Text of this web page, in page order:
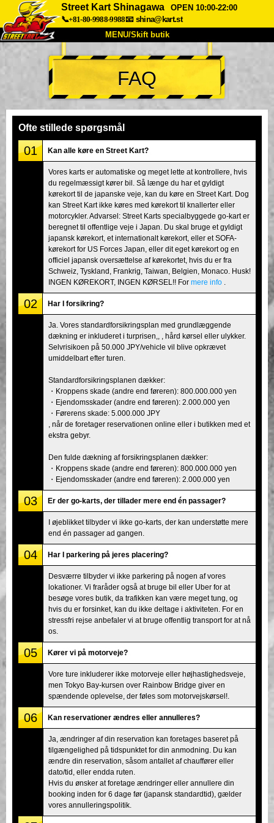
Street Kart Shinagawa
OPEN 10:00-22:00
📞+81-80-9988-9988📧 shina@kart.st
MENU/Skift butik
TOP
Om Specifikationer Pris
Stemme
Virksomhed
Tokyo Shinagawa Tokyo Akihabara#1
Tokyo Akihabara#2 Tokyo Shibuya
Tokyo Shibuya Annex Tokyo Bay
Tokyo Asakusa Osaka
Okinawa
FAQ
Ofte stillede spørgsmål
01 Kan alle køre en Street Kart?
Vores karts er automatiske og meget lette at kontrollere, hvis
du regelmæssigt kører bil. Så længe du har et gyldigt
kørekort til de japanske veje, kan du køre en Street Kart. Dog
kan Street Kart ikke køres med kørekort til knallerter eller
motorcykler. Advarsel: Street Karts specialbyggede go-kart er
beregnet til offentlige veje i Japan. Du skal bruge et gyldigt
japansk kørekort, et internationalt kørekort, eller et SOFA-
kørekort for US Forces Japan, eller dit eget kørekort og en
officiel japansk oversættelse af kørekortet, hvis du er fra
Schweiz, Tyskland, Frankrig, Taiwan, Belgien, Monaco. Husk!
INGEN KØREKORT, INGEN KØRSEL!! For mere info
02 Har I forsikring?
Ja. Vores standardforsikringsplan med grundlæggende
dækning er inkluderet i turprisen,, , hård kørsel eller ulykker.
Selvrisikoen på 50.000 JPY/vehicle vil blive opkrævet
umiddelbart efter turen.
Standardforsikringsplanen dækker:
・Kroppens skade (andre end føreren): 800.000.000 yen
・Ejendomsskader (andre end føreren): 2.000.000 yen
・Førerens skade: 5.000.000 JPY
, når de foretager reservationen online eller i butikken med et
ekstra gebyr.
Den fulde dækning af forsikringsplanen dækker:
・Kroppens skade (andre end føreren): 800.000.000 yen
・Ejendomsskader (andre end føreren): 2.000.000 yen
03 Er der go-karts, der tillader mere end én passager?
I øjeblikket tilbyder vi ikke go-karts, der kan understøtte mere
end én passager ad gangen.
04 Har I parkering på jeres placering?
Desværre tilbyder vi ikke parkering på nogen af vores
lokationer. Vi fraråder også at bruge bil eller Uber for at
besøge vores butik, da trafikken kan være meget tung, og
hvis du er forsinket, kan du ikke deltage i aktiviteten. For en
stressfri rejse anbefaler vi at bruge offentlig transport for at nå
os.
05 Kører vi på motorveje?
Vore ture inkluderer ikke motorveje eller højhastighedsveje,
men Tokyo Bay-kursen over Rainbow Bridge giver en
spændende oplevelse, der føles som motorvejskørsel!.
06 Kan reservationer ændres eller annulleres?
Ja, ændringer af din reservation kan foretages baseret på
tilgængelighed på tidspunktet for din anmodning. Du kan
ændre din reservation, såsom antallet af chauffører eller
dato/tid, eller endda ruten.
Hvis du ønsker at foretage ændringer eller annullere din
booking inden for 6 dage før (japansk standardtid), gælder
vores annulleringspolitik.